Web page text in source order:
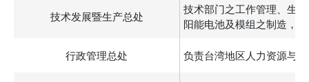
技术发展暨生产总处
技术部门之工作管理、生
阳能电池及模组之制造，
行政管理总处 负责台湾地区人力资源与